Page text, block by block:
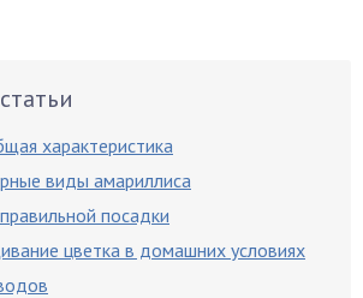
характеристика
виды амариллиса
посадки
цветка в домашних условиях